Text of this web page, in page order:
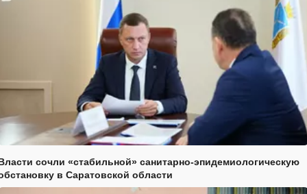
сочли «стабильной» санитарно-эпидемиологическую
в Саратовской области